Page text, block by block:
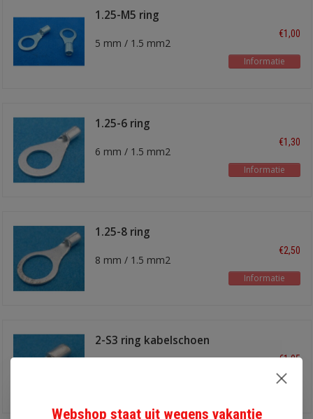
1.25-M5 ring
5 mm / 1.5 mm2
€1,00
Informatie
1.25-6 ring
6 mm / 1.5 mm2
€1,30
Informatie
1.25-8 ring
kabelschoen
8 mm / 1.5 mm2
€2,50
Informatie
2-S3 ring kabelschoen
€1,05
Informatie
Webshop staat uit wegens vakantie